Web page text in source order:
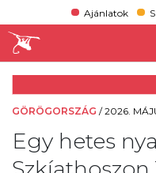
Ajánlatok
GÖRÖGORSZÁG /2026.
Egy hetes